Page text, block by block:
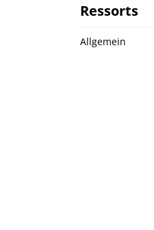
Ressorts
Allgemein